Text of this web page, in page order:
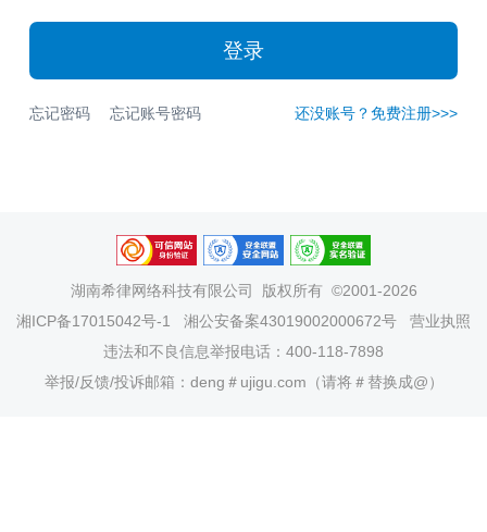
登录
忘记密码 忘记账号密码 还没账号？免费注册>>>
湖南希律网络科技有限公司
版权所有 ©2001-2026
湘ICP备17015042号-1
湘公安备案43019002000672号
营业执照
违法和不良信息举报电话：400-118-7898
举报/反馈/投诉邮箱：deng＃ujigu.com（请将＃替换成@）